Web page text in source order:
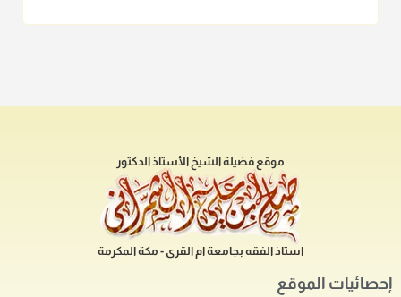
موقع فضيلة الشيخ الأستاذ الدكتور
استاذ الفقه بجامعة ام القرى - مكة المكرمة
إحصائيات الموقع